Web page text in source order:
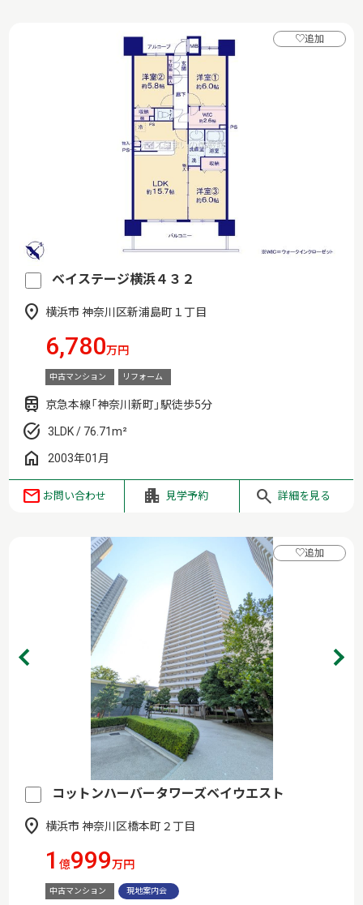
ベイステージ横浜４３２
横浜市 神奈川区新浦島町１丁目
6,780万円
中古マンション リフォーム
京急本線「神奈川新町」駅徒歩5分
3LDK / 76.71m²
2003年01月
♡追加
お問い合わせ 見学予約 詳細を見る
コットンハーバータワーズベイウエスト
横浜市 神奈川区橋本町２丁目
1億999万円
中古マンション 現地案内会
♡追加